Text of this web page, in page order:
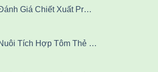
Giá Chiết Xuất Pr…
Tích Hợp Tôm Thẻ …